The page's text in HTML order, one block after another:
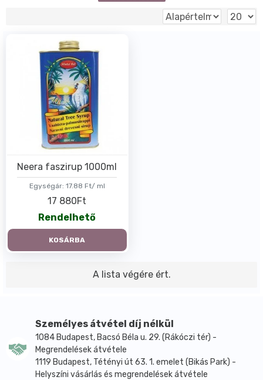
Egységár: 17.88 Ft/ ml
Neera faszirup 1000ml
17 880Ft
Rendelhető
KOSÁRBA
A lista végére ért.
Személyes átvétel díj nélkül
1084 Budapest, Bacsó Béla u. 29. (Rákóczi tér) -
Megrendelések átvétele
1119 Budapest, Tétényi út 63. 1. emelet (Bikás Park) -
Helyszíni vásárlás és megrendelések átvétele